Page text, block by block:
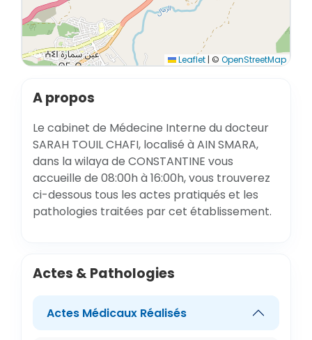
Leaflet | © OpenStreetMap
A propos
Le cabinet de Médecine Interne du docteur
SARAH TOUIL CHAFI, localisé à AIN SMARA,
dans la wilaya de CONSTANTINE vous
accueille de 08:00h à 16:00h, vous trouverez
ci-dessous tous les actes pratiqués et les
pathologies traitées par cet établissement.
Actes & Pathologies
Actes Médicaux Réalisés